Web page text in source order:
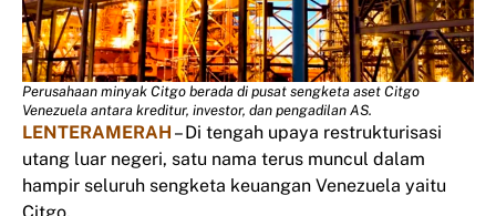
Perusahaan minyak Citgo berada di pusat sengketa aset Citgo
Venezuela antara kreditur, investor, dan pengadilan AS.
LENTERAMERAH – Di tengah upaya restrukturisasi
utang luar negeri, satu nama terus muncul dalam
hampir seluruh sengketa keuangan Venezuela yaitu